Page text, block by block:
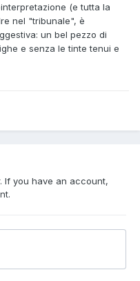
(e tutta la
nel "tribunale", è
un bel pezzo di
e senza le tinte tenui e
If you have an account,